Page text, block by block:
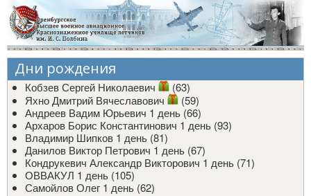
Дни рождения
Кобзев Сергей Николаевич
(63)
Яхно Дмитрий Вячеславович
(59)
Андреев Вадим Юрьевич 1 день (66)
Архаров Борис Константинович 1 день (93)
Владимир Шипков 1 день (81)
Данилов Виктор Петрович 1 день (67)
Кондрукевич Александр Викторович 1 день (71)
ОВВАКУЛ 1 день (105)
Самойлов Олег 1 день (62)